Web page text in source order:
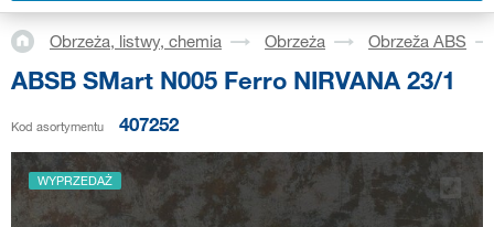
Obrzeża, listwy, chemia Obrzeża Obrzeža ABS
ABSB SMart N005 Ferro NIRVANA 23/1
Kod asortymentu 407252
WYPRZEDAŻ